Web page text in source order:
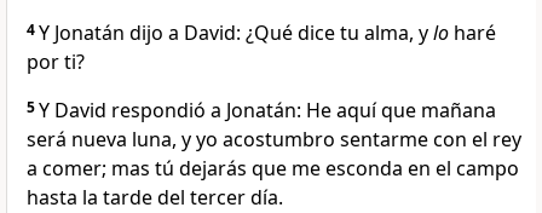
4Y Jonatán dijo a David: ¿Qué dice tu alma, ylo haré
por ti?
5Y David respondió a Jonatán: He aquí que mañana
será nueva luna, y yo acostumbro sentarme con el rey
a comer; mas tú dejarás que me esconda en el campo
hasta la tarde del tercer día.